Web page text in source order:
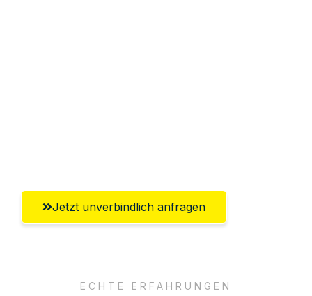
Jetzt unverbindlich anfragen
ECHTE ERFAHRUNGEN